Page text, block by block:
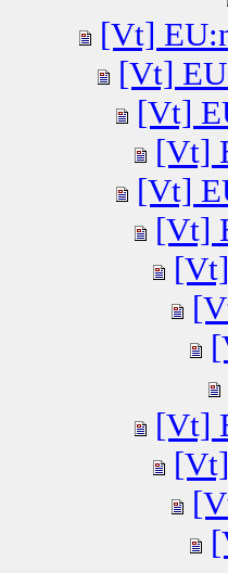
[Vt]
[Vt]
[Vt]
[Vt]
[Vt]
[Vt]
[Vt]